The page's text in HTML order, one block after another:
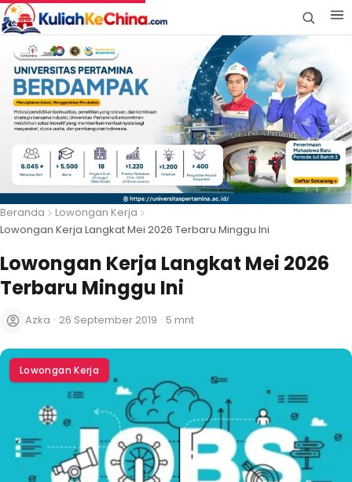
Beranda
Lowongan Kerja
Lowongan Kerja Langkat Mei 2026 Terbaru Minggu Ini
Lowongan Kerja Langkat Mei 2026
Terbaru Minggu Ini
Azka · 26 September 2019 · 5 mnt
Lowongan Kerja